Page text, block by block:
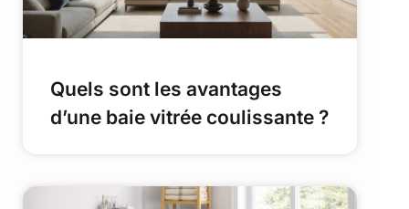
Quels sont les avantages
d’une baie vitrée coulissante ?